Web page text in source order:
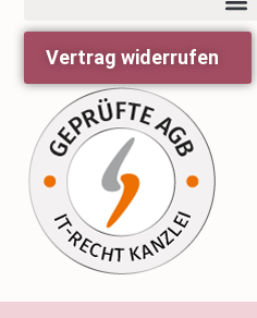
Vertrag widerrufen